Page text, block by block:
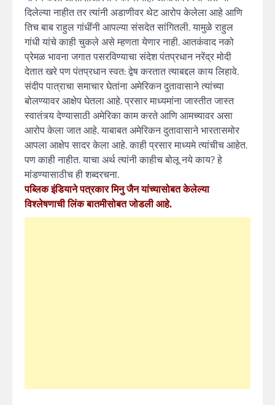
दिलेल्या नाहीत तर त्यांनी अडाणीवर थेट आरोप केलेला आहे आणि
तिच बाब राहुल गांधींनी आपल्या संसदेत सांगितली. यामुळे राहुल
गांधी यांचे काही चुकले असे म्हणता येणार नाही. आतकंवाद नको
प्रेमळ भावना जगात पसरविण्याचा संदेश पंतप्रधान नरेंद्र मोदी
देतात खरे पण पंतप्रधान स्वत: द्वेष करतात त्याबद्दल काय लिहावे.
संदीप पात्राचा समाचार घेतांना अमेरिकन दुतावासाने त्यांच्या
बोलण्यावर आक्षेप घेतला आहे. प्रसार माध्यमांना जास्तीत जास्त
स्वातंत्र्य देण्यासाठी अमेरिका काम करते आणि आमच्यावर असा
आरोप केला जात आहे. याबाबत अमेरिकन दुतावासाने भारतासमोर
आपला आक्षेप सादर केला आहे. काही प्रसार माध्यमे त्यांचीच आहेत.
पण काही नाहीत. याचा अर्थ त्यांनी काहीच बोलू नये काय? हे
मांडण्यासाठीच ही शब्दरचना.
पब्लिक इंडियाने पत्रकार मिनु जैन यांच्यासोबत केलेल्या
विश्लेषणाची लिंक बातमीसोबत जोडली आहे.